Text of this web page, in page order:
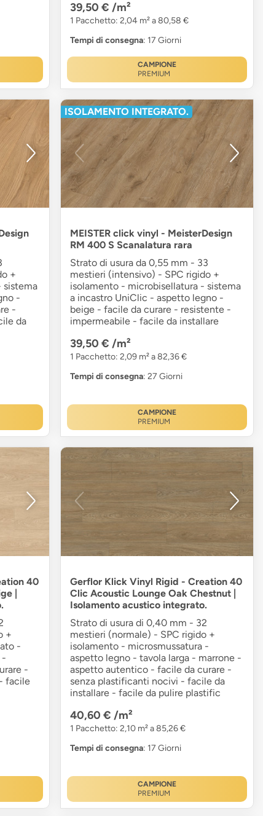
39,50 € /m²
1 Pacchetto: 2,04 m² a 80,58 €
Tempi di consegna: 17 Giorni
CAMPIONE
PREMIUM
+
sistema
-
-
da
ISOLAMENTO INTEGRATO.
MEISTER click vinyl - MeisterDesign
RM 400 S Scanalatura rara
Strato di usura da 0,55 mm - 33
mestieri (intensivo) - SPC rigido +
isolamento - microbisellatura - sistema
a incastro UniClic - aspetto legno -
beige - facile da curare - resistente -
impermeabile - facile da installare
39,50 € /m²
1 Pacchetto: 2,09 m² a 82,36 €
Tempi di consegna: 27 Giorni
CAMPIONE
PREMIUM
40
|
+
-
-
-
facile
Gerflor Klick Vinyl Rigid - Creation 40
Clic Acoustic Lounge Oak Chestnut |
Isolamento acustico integrato.
Strato di usura di 0,40 mm - 32
mestieri (normale) - SPC rigido +
isolamento - microsmussatura -
aspetto legno - tavola larga - marrone -
aspetto autentico - facile da curare -
senza plastificanti nocivi - facile da
installare - facile da pulire plastific
40,60 € /m²
1 Pacchetto: 2,10 m² a 85,26 €
Tempi di consegna: 17 Giorni
CAMPIONE
PREMIUM